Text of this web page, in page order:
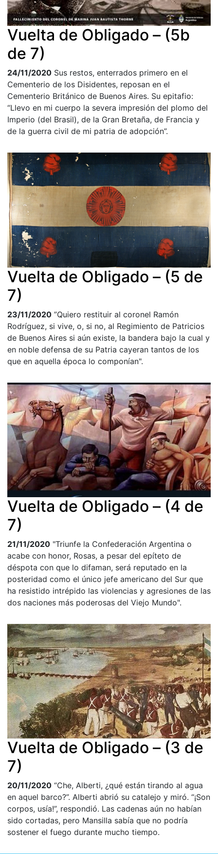
Vuelta de Obligado – (5b
de 7)
24/11/2020 Sus restos, enterrados primero en el
Cementerio de los Disidentes, reposan en el
Cementerio Británico de Buenos Aires. Su epitafio:
“Llevo en mi cuerpo la severa impresión del plomo del
Imperio (del Brasil), de la Gran Bretaña, de Francia y
de la guerra civil de mi patria de adopción”.
Vuelta de Obligado – (5 de
7)
23/11/2020 ”Quiero restituir al coronel Ramón
Rodríguez, si vive, o, si no, al Regimiento de Patricios
de Buenos Aires si aún existe, la bandera bajo la cual y
en noble defensa de su Patria cayeran tantos de los
que en aquella época lo componían".
Vuelta de Obligado – (4 de
7)
21/11/2020 "Triunfe la Confederación Argentina o
acabe con honor, Rosas, a pesar del epíteto de
déspota con que lo difaman, será reputado en la
posteridad como el único jefe americano del Sur que
ha resistido intrépido las violencias y agresiones de las
dos naciones más poderosas del Viejo Mundo".
Vuelta de Obligado – (3 de
7)
20/11/2020 “Che, Alberti, ¿qué están tirando al agua
en aquel barco?”. Alberti abrió su catalejo y miró. “¡Son
corpos, usía!”, respondió. Las cadenas aún no habían
sido cortadas, pero Mansilla sabía que no podría
sostener el fuego durante mucho tiempo.